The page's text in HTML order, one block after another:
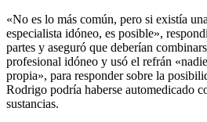
«No es lo más común, pero si existía
especialista idóneo, es posible»,
partes y aseguró que deberían
profesional idóneo y usó el refrán
propia», para responder sobre la
Rodrigo podría haberse automedicado
sustancias.